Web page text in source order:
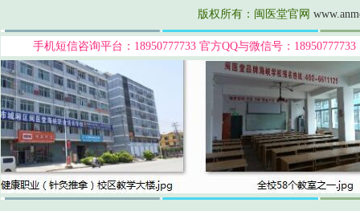
版权所有：闽医堂官网
手机短信咨询平台：18950777733 官方QQ与微信号：